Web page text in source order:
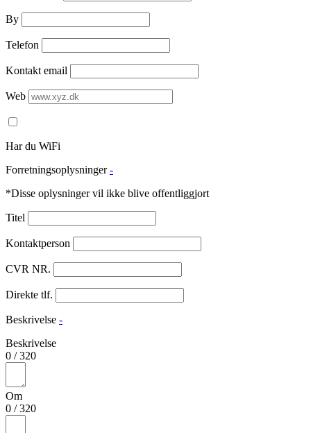
By
Telefon
Kontakt email
Web
Har du WiFi
Forretningsoplysninger -
*Disse oplysninger vil ikke blive offentliggjort
Titel
Kontaktperson
CVR NR.
Direkte tlf.
Beskrivelse -
Beskrivelse
0 /320
Om
0 /320